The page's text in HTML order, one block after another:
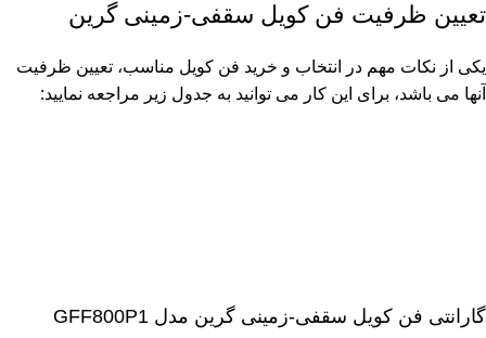
تعیین ظرفیت فن کویل سقفی-زمینی گرین
یکی از نکات مهم در انتخاب و خرید فن کویل مناسب، تعیین ظرفیت
آنها می باشد، برای این کار می توانید به جدول زیر مراجعه نمایید:
گارانتی فن کویل سقفی-زمینی گرین مدل GFF800P1